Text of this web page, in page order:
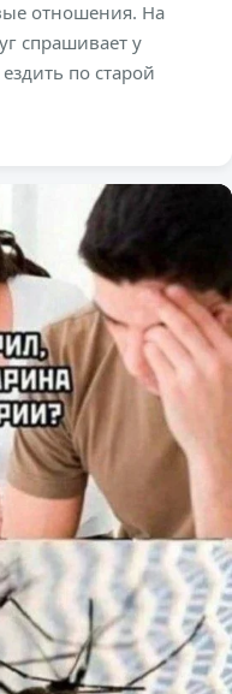
отношения. На
спрашивает у
по старой